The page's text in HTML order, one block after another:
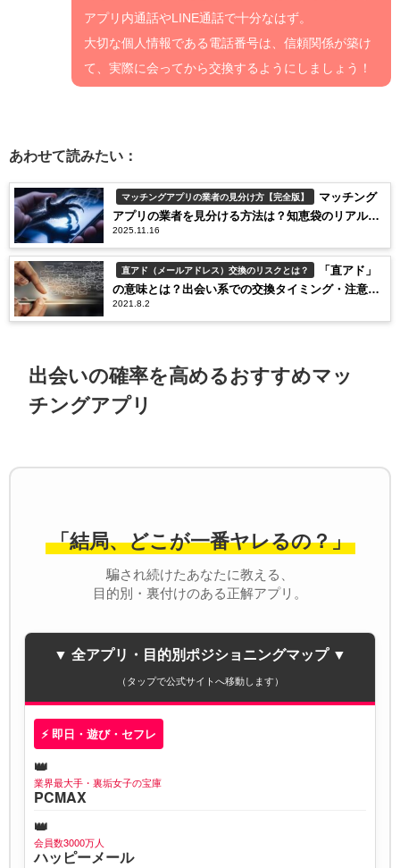
アプリ内通話やLINE通話で十分なはず。
大切な個人情報である電話番号は、信頼関係が築け
て、実際に会ってから交換するようにしましょう！
あわせて読みたい：
マッチングアプリの業者の見分け方【完全版】
マッチング
アプリの業者を見分ける方法は？知恵袋のリアル相
談から判明した安全に出会うコツと優良アプリ
2025.11.16
直アド（メールアドレス）交換のリスクとは？
「直アド」
の意味とは？出会い系での交換タイミング・注意点
を徹底解説
2021.8.2
出会いの確率を高めるおすすめマッ
チングアプリ
「結局、どこが一番ヤレるの？」
騙され続けたあなたに教える、
目的別・裏付けのある正解アプリ。
▼ 全アプリ・目的別ポジショニングマップ ▼
（タップで公式サイトへ移動します）
⚡ 即日・遊び・セフレ
業界最大手・裏垢女子の宝庫
PCMAX
会員数3000万人
ハッピーメール